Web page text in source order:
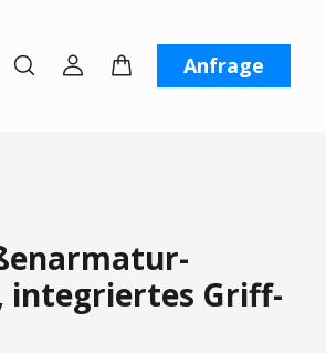
uns Kontaktiere unsAnfrage
integriertes Griff-